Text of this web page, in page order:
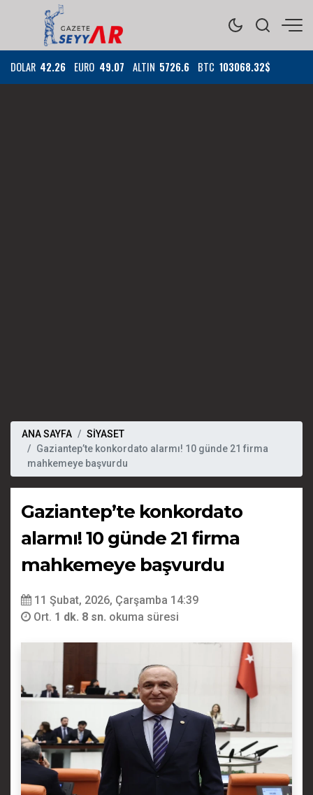
DOLAR 42.26 EURO 49.07 ALTIN 5726.6 BTC 103068.32$
ANA SAYFA
SİYASET
Gaziantep’te konkordato alarmı! 10 günde 21 firma
mahkemeye başvurdu
Gaziantep’te konkordato
alarmı! 10 günde 21 firma
mahkemeye başvurdu
11 Şubat, 2026, Çarşamba 14:39
Ort. 1 dk. 8 sn. okuma süresi